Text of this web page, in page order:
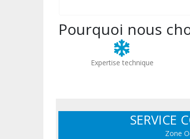
Pourquoi nous
Expertise technique
SERVICE
Zone